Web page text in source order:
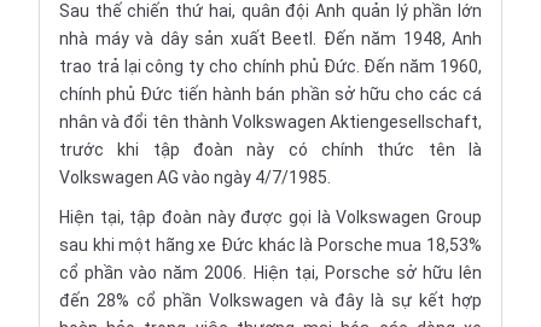
Sau thế chiến thứ hai, quân đội Anh quản lý phần lớn
nhà máy và dây sản xuất Beetl. Đến năm 1948, Anh
trao trả lại công ty cho chính phủ Đức. Đến năm 1960,
chính phủ Đức tiến hành bán phần sở hữu cho các cá
nhân và đổi tên thành Volkswagen Aktiengesellschaft,
trước khi tập đoàn này có chính thức tên là
Volkswagen AG vào ngày 4/7/1985.
Hiện tại, tập đoàn này được gọi là Volkswagen Group
sau khi một hãng xe Đức khác là Porsche mua 18,53%
cổ phần vào năm 2006. Hiện tại, Porsche sở hữu lên
đến 28% cổ phần Volkswagen và đây là sự kết hợp